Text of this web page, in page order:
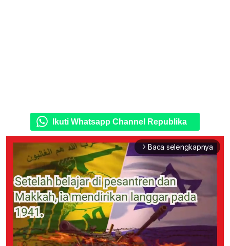
Ikuti Whatsapp Channel Republika
arrow_forward_ios Baca selengkapnya